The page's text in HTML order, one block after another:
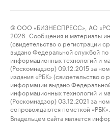
© ООО «БИЗНЕСПРЕСС», АО
2026. Сообщения и материалы
(свидетельство о регистрации
выдано Федеральной службой по
информационных технологий и
(Роскомнадзор) 09.12.2015 за
издания «РБК» (свидетельство о
информации выдано
информационных технологий и
(Роскомнадзор) 03.12.2021 за
сопровождаются пометкой «РБК».
Владельцем сайта является